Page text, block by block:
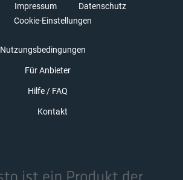
Impressum
Datenschutz
Cookie-Einstellungen
Nutzungsbedingungen
Für Anbieter
Hilfe / FAQ
Kontakt